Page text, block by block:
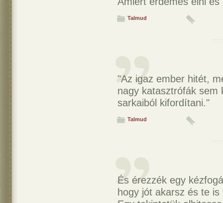
Talmud
"Az igaz ember hitét,
nagy katasztrófák sem
sarkaiból kifordítani."
Talmud
És érezzék egy
hogy jót akarsz és te